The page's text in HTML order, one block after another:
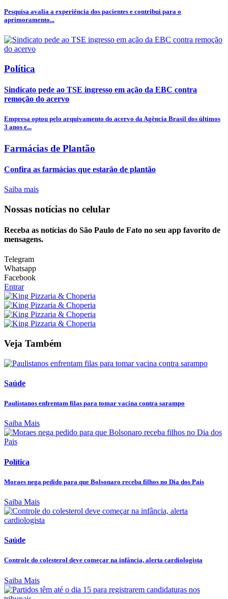
Pesquisa avalia a experiência dos pacientes e contribui para o
aprimoramento...
Política
Sindicato pede ao TSE ingresso em ação da EBC contra
remoção do acervo
Empresa optou pelo arquivamento do acervo da Agência Brasil dos últimos
3 anos e...
Farmácias de Plantão
Confira as farmácias que estarão de plantão
Saiba mais
Nossas notícias no celular
Receba as notícias do São Paulo de Fato no seu app favorito de
mensagens.
Telegram
Whatsapp
Facebook
Entrar
Veja Também
Saúde
Paulistanos enfrentam filas para tomar vacina contra sarampo
Saiba Mais
Política
Moraes nega pedido para que Bolsonaro receba filhos no Dia dos Pais
Saiba Mais
Saúde
Controle do colesterol deve começar na infância, alerta cardiologista
Saiba Mais